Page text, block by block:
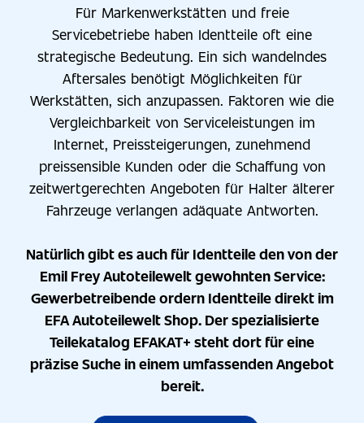
Für Markenwerkstätten und freie
Servicebetriebe haben Identteile oft eine
strategische Bedeutung. Ein sich wandelndes
Aftersales benötigt Möglichkeiten für
Werkstätten, sich anzupassen. Faktoren wie die
Vergleichbarkeit von Serviceleistungen im
Internet, Preissteigerungen, zunehmend
preissensible Kunden oder die Schaffung von
zeitwertgerechten Angeboten für Halter älterer
Fahrzeuge verlangen adäquate Antworten.
Natürlich gibt es auch für Identteile den von der
Emil Frey Autoteilewelt gewohnten Service:
Gewerbetreibende ordern Identteile direkt im
EFA Autoteilewelt Shop. Der spezialisierte
Teilekatalog EFAKAT+ steht dort für eine
präzise Suche in einem umfassenden Angebot
bereit.